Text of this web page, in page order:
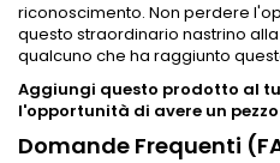
riconoscimento. Non perdere
questo straordinario nastrino
qualcuno che ha raggiunto
Aggiungi questo prodotto al
l'opportunità di avere un
Domande Frequenti